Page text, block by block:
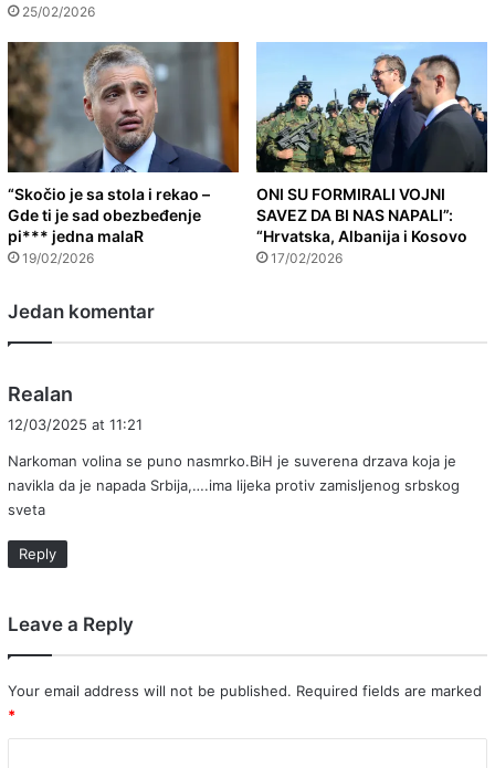
25/02/2026
“Skočio je sa stola i rekao –
Gde ti je sad obezbeđenje
pi*** jedna malaR
19/02/2026
ONI SU FORMIRALI VOJNI
SAVEZ DA BI NAS NAPALI”:
“Hrvatska, Albanija i Kosovo
17/02/2026
Jedan komentar
Realan
s
:
12/03/2025 at 11:21
Narkoman volina se puno nasmrko.BiH je suverena drzava koja je
navikla da je napada Srbija,….ima lijeka protiv zamisljenog srbskog
sveta
Reply
Leave a Reply
Your email address will not be published. Required fields are marked
*